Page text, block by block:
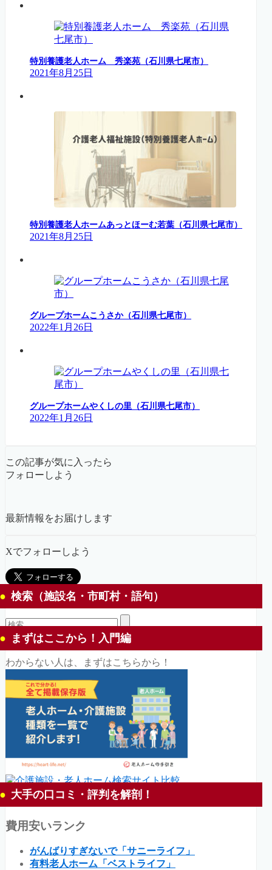
特別養護老人ホーム 秀楽苑（石川県七尾市）
2021年8月25日
特別養護老人ホームあっとほーむ若葉（石川県七尾市）
2021年8月25日
グループホームこうさか（石川県七尾市）
2022年1月26日
グループホームやくしの里（石川県七尾市）
2022年1月26日
この記事が気に入ったら
フォローしよう
最新情報をお届けします
Xでフォローしよう
検索（施設名・市町村・語句）
まずはここから！入門編
わからない人は、まずはこちらから！
大手の口コミ・評判を解剖！
費用安いランク
がんばりすぎないで「サニーライフ」
有料老人ホーム「ベストライフ」